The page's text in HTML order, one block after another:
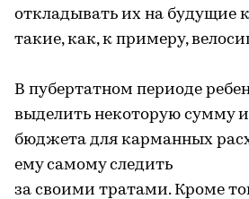
откладывать их на будущие
такие, как, к примеру,
В пубертатном периоде
выделить некоторую сумму
бюджета для карманных
ему самому следить
за своими тратами. Кроме